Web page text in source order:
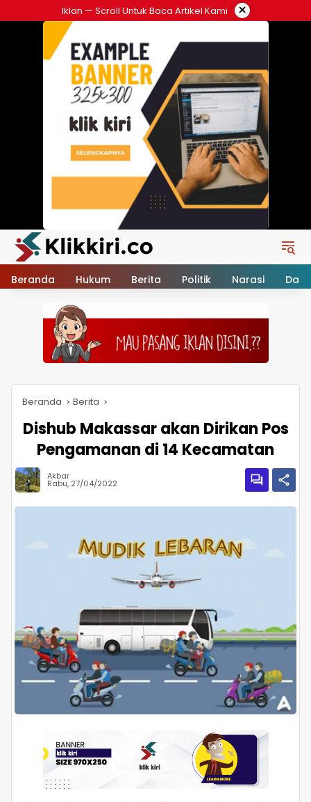
ke
Iklan — Scroll Untuk Baca Artikel Kami ×
Beranda Hukum Berita Politik Narasi
Beranda Berita
Dishub Makassar akan Dirikan Pos
Pengamanan di 14 Kecamatan
Akbar
Rabu, 27/04/2022